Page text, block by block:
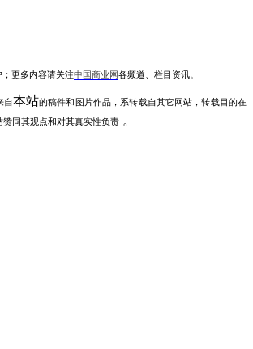
；更多内容请关注中国商业网各频道、栏目资讯
自本站的稿件和图片作品，系转载自其它网站，转载目的在
同其观点和对其真实性负责 。